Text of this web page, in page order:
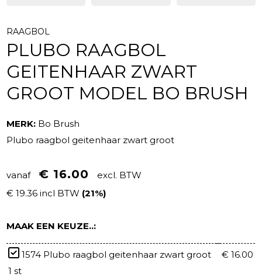
RAAGBOL
PLUBO RAAGBOL
GEITENHAAR ZWART
GROOT MODEL BO BRUSH
MERK: Bo Brush
Plubo raagbol geitenhaar zwart groot
vanaf € 16.00
excl. BTW
€ 19.36 incl BTW (21%)
MAAK EEN KEUZE..:
1574 Plubo raagbol geitenhaar zwart groot
1 st
€ 16.00